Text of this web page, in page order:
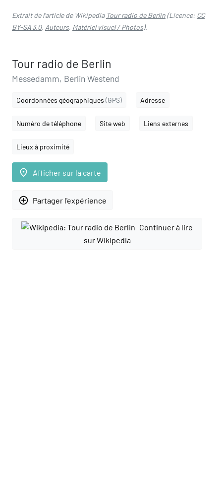
Extrait de l'article de Wikipedia Tour radio de Berlin(Licence: CC
BY-SA 3.0, Auteurs, Matériel visuel / Photos).
Tour radio de Berlin
Messedamm, Berlin Westend
Coordonnées géographiques (GPS) Adresse
Numéro de téléphone Site web Liens externes
Lieux à proximité
place Afficher sur la carte
add_circle_outline Partager l'expérience
Continuer à lire
sur Wikipedia